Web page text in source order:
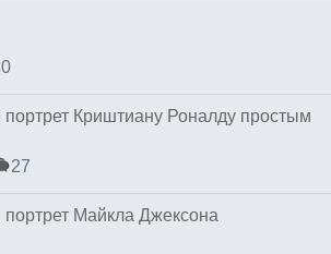
0
портрет Криштиану Роналду простым
27
портрет Майкла Джексона